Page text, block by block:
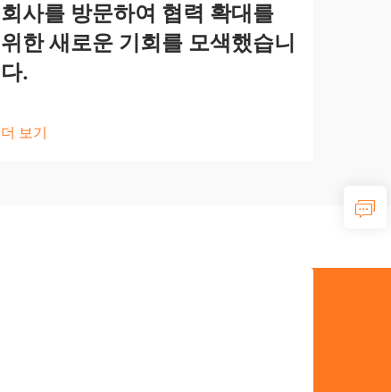
회사를 방문하여 협력 확대를
위한 새로운 기회를 모색했습니
다.
더 보기